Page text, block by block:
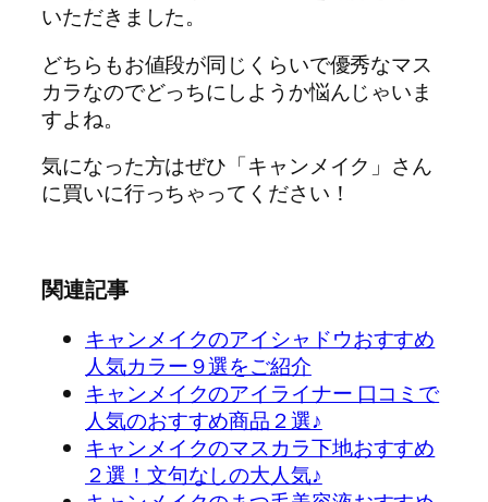
いただきました。
どちらもお値段が同じくらいで優秀なマス
カラなのでどっちにしようか悩んじゃいま
すよね。
気になった方はぜひ「キャンメイク」さん
に買いに行っちゃってください！
関連記事
キャンメイクのアイシャドウおすすめ
人気カラー９選をご紹介
キャンメイクのアイライナー 口コミで
人気のおすすめ商品２選♪
キャンメイクのマスカラ下地おすすめ
２選！文句なしの大人気♪